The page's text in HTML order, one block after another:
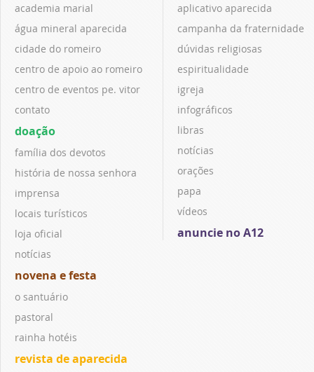
academia marial
água mineral aparecida
cidade do romeiro
centro de apoio ao romeiro
centro de eventos pe. vitor
contato
doação
família dos devotos
história de nossa senhora
imprensa
locais turísticos
loja oficial
notícias
novena e festa
o santuário
pastoral
rainha hotéis
revista de aparecida
aplicativo aparecida
campanha da fraternidade
dúvidas religiosas
espiritualidade
igreja
infográficos
libras
notícias
orações
papa
vídeos
anuncie no A12